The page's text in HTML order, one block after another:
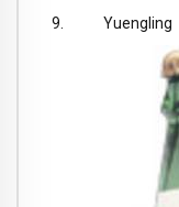
9. Yuengling